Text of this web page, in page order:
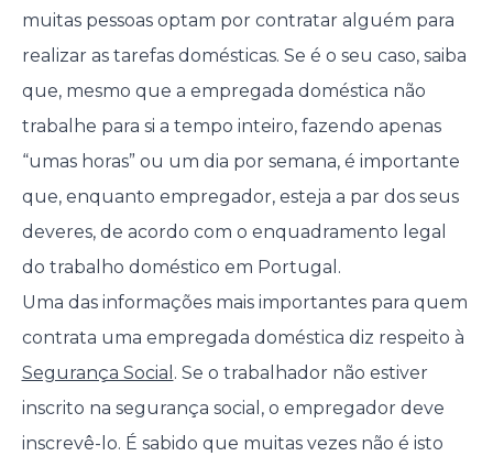
muitas pessoas optam por contratar alguém para
realizar as tarefas domésticas. Se é o seu caso, saiba
que, mesmo que a empregada doméstica não
trabalhe para si a tempo inteiro, fazendo apenas
“umas horas” ou um dia por semana, é importante
que, enquanto empregador, esteja a par dos seus
deveres, de acordo com o enquadramento legal
do trabalho doméstico em Portugal.
Uma das informações mais importantes para quem
contrata uma empregada doméstica diz respeito à
Segurança Social . Se o trabalhador não estiver
inscrito na segurança social, o empregador deve
inscrevê-lo. É sabido que muitas vezes não é isto